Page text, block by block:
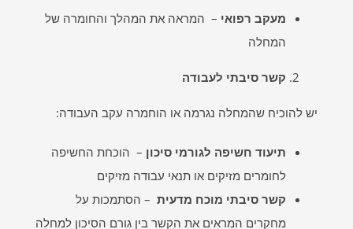
מעקב רפואי – המראה את המהלך והחומרה של
המחלה
קשר סיבתי לעבודה
יש להוכיח שהמחלה נגרמה או הוחמרה עקב העבודה:
תיעוד חשיפה לגורמי סיכון – הוכחת החשיפה
לחומרים מזיקים או תנאי עבודה מזיקים
קשר סיבתי מוכח מדעית – הסתמכות על
מחקרים המראים את הקשר בין גורם הסיכון למחלה